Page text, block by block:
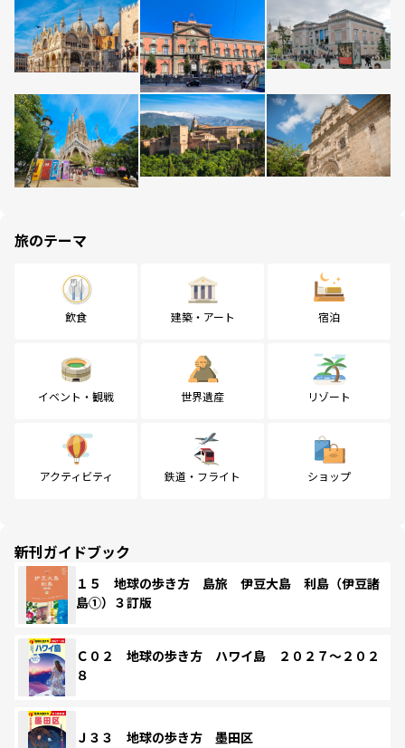
旅のテーマ
飲食 建築・アート 宿泊
イベント・観戦 世界遺産 リゾート
アクティビティ 鉄道・フライト ショップ
新刊ガイドブック
１５ 地球の歩き方 島旅 伊豆大島 利島（伊豆諸
島①）３訂版
Ｃ０２ 地球の歩き方 ハワイ島 ２０２７～２０２
８
Ｊ３３ 地球の歩き方 墨田区